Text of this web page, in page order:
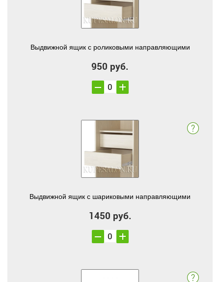
Выдвижной ящик с роликовыми направляющими
950 руб.
Выдвижной ящик с шариковыми направляющими
1450 руб.